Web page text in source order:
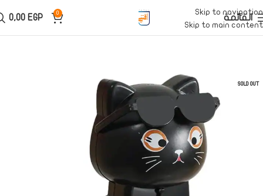
Skip to navigation
Skip to main content
القائمة 0
0,00 EGP
SOLD OUT